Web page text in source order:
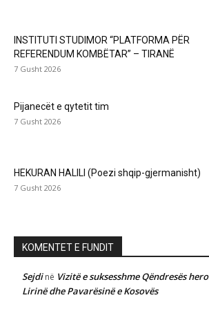
INSTITUTI STUDIMOR “PLATFORMA PËR
REFERENDUM KOMBËTAR” – TIRANË
7 Gusht 2026
Pijanecët e qytetit tim
7 Gusht 2026
HEKURAN HALILI (Poezi shqip-gjermanisht)
7 Gusht 2026
KOMENTET E FUNDIT
Sejdinë Vizitë e suksesshme Qëndresës
Lirinë dhe Pavarësinë e Kosovës